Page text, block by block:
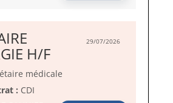
29/07/2026
H/F(Nouvelle
fenêtre)
médicale
: CDI